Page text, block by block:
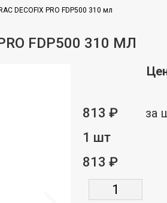
DECOFIX PRO FDP500 310 мл
FDP500 310 МЛ
813 ₽ за
1 шт
813 ₽